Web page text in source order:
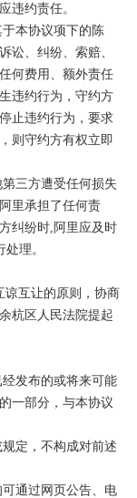
违约责任。
本协议项下的陈
讼、纠纷、索赔、
何费用、额外责任
违约行为，守约方
止违约行为，要求
则守约方有权立即
三方遭受任何损失
里承担了任何责
纠纷时,阿里应及时
理。
互让的原则，协商
杭区人民法院提起
发布的或将来可能
一部分，与本协议
定，不构成对前述
通过网页公告、电